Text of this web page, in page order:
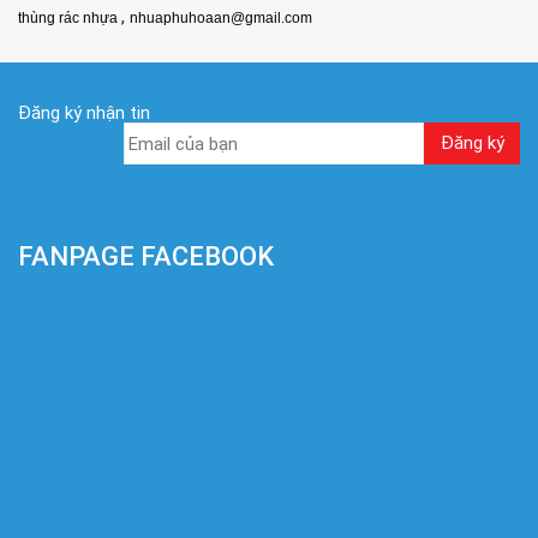
thùng rác nhựa , nhuaphuhoaan@gmail.com
Đăng ký nhận tin
FANPAGE FACEBOOK